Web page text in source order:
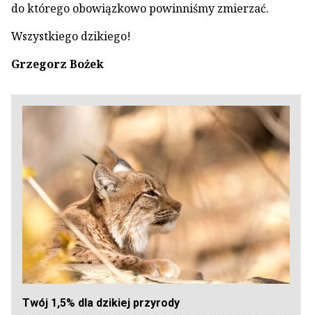
do którego obowiązkowo powinniśmy zmierzać.
Wszystkiego dzikiego!
Grzegorz Bożek
Twój 1,5% dla dzikiej przyrody